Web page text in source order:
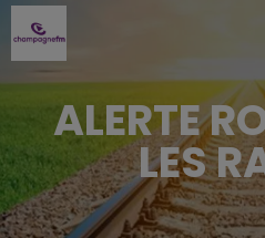
ALERTE
LES